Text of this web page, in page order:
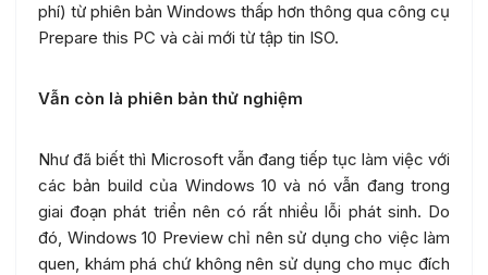
phí) từ phiên bản Windows thấp hơn thông qua công cụ
Prepare this PC và cài mới từ tập tin ISO.
Vẫn còn là phiên bản thử nghiệm
Như đã biết thì Microsoft vẫn đang tiếp tục làm việc với
các bản build của Windows 10 và nó vẫn đang trong
giai đoạn phát triển nên có rất nhiều lỗi phát sinh. Do
đó, Windows 10 Preview chỉ nên sử dụng cho việc làm
quen, khám phá chứ không nên sử dụng cho mục đích